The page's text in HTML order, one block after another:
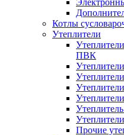
Котлы
Утеплители
ПВК
Прочие